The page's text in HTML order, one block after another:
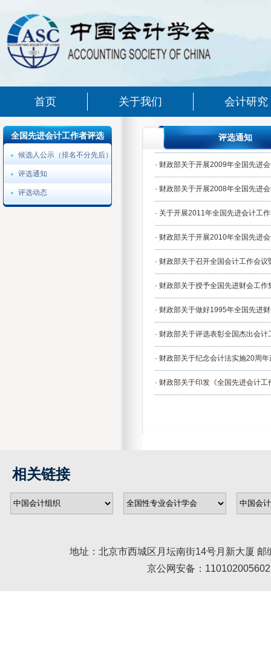
首页 关于我们 会计研究
全国先进会计工作者评选
候选人公示（排名不分先后）
评选通知
评选动态
评选通知
· 财政部关于开展2009年全国先进
· 财政部关于开展2008年全国先进
· 关于开展2011年全国先进会计工
· 财政部关于开展2010年全国先进
· 财政部关于召开全国会计工作会
· 财政部关于授予全国先进财会工
· 财政部关于做好1995年全国先进
· 财政部关于评选表彰全国杰出会
· 财政部关于纪念会计法实施20周
· 财政部关于印发《全国先进会计
相关链接
地址：北京市西城区月坛南街14号月新大厦
京公网安备：